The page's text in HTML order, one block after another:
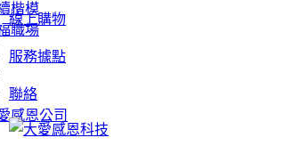
楷模
職場
感恩公司
線上購物
服務據點
聯絡